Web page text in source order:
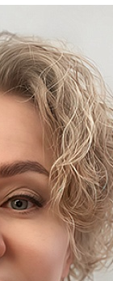
.,
1-н
соглашение
работу
согласие на
запретить
настройках